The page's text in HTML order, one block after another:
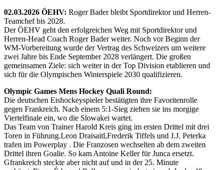
02.03.2026 ÖEHV: Roger Bader bleibt Sportdirektor und Herren-
Teamchef bis 2028.
Der ÖEHV geht den erfolgreichen Weg mit Sportdirektor und
Herren-Head Coach Roger Bader weiter. Noch vor Beginn der
WM-Vorbereitung wurde der Vertrag des Schweizers um weitere
zwei Jahre bis Ende September 2028 verlängert. Die großen
gemeinsamen Ziele: sich weiter in der Top Division etablieren und
sich für die Olympischen Winterspiele 2030 qualifizieren.
Olympic Games Mens Hockey Quali Round:
Die deutschen Eishockeyspieler bestätigten ihre Favoritenrolle
gegen Frankreich. Nach einem 5:1-Sieg ziehen sie ins morgige
Viertelfinale ein, wo die Slowakei wartet.
Das Team von Trainer Harold Kreis ging im ersten Drittel mit drei
Toren in Führung.Leon Draisaitl,Frederik Tiffels und J.J. Peterka
trafen im Powerplay . Die Franzosen wechselten ab dem zweiten
Drittel ihren Goalie. So kam Antoine Keller für Junca ersetzt.
Gfrankreich steckte aber nicht auf und in der 25. Minute